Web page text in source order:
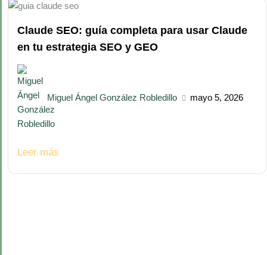
Claude SEO: guía completa para usar Claude
en tu estrategia SEO y GEO
Miguel Ángel González Robledillo mayo 5, 2026
Leer más